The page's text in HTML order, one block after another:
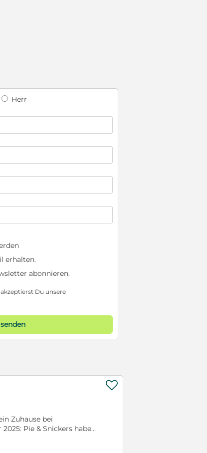
Herr
erhalten.
abonnieren.
Du unsere
Zuhause bei
Pie & Snickers haben
zurück nach
anfangs mit der ganzen
